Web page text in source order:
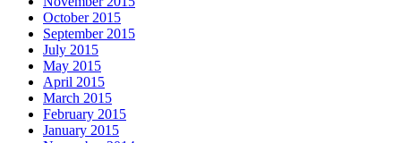
October 2015
September 2015
July 2015
May 2015
April 2015
March 2015
February 2015
January 2015